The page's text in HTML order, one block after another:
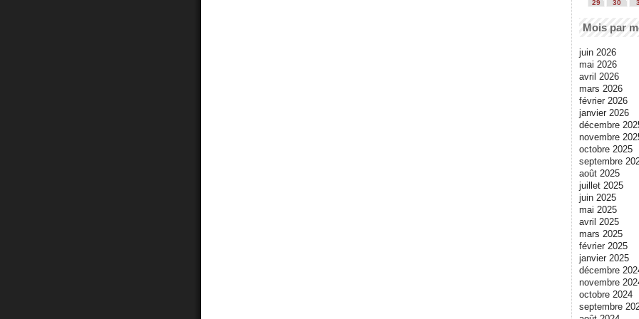
29
30
Mois par
juin 2026
mai 2026
avril 2026
mars 2026
février 2026
janvier 2026
décembre
novembre
octobre 2025
septembre
août 2025
juillet 2025
juin 2025
mai 2025
avril 2025
mars 2025
février 2025
janvier 2025
décembre
novembre
octobre 2024
septembre